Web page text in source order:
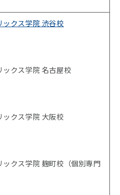
ックス学院 渋谷校
ックス学院 名古屋校
ックス学院 大阪校
クス学院 麹町校（個別専門